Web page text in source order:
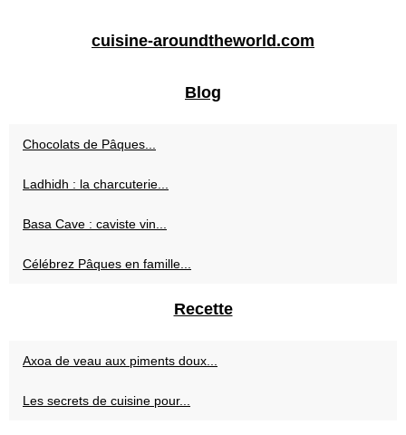
cuisine-aroundtheworld.com
Blog
Chocolats de Pâques...
Ladhidh : la charcuterie...
Basa Cave : caviste vin...
Célébrez Pâques en famille...
Recette
Axoa de veau aux piments doux...
Les secrets de cuisine pour...